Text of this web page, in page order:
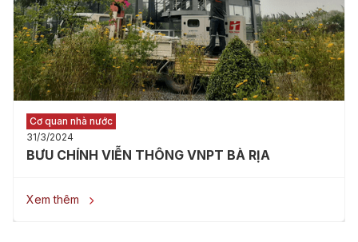
Cơ quan nhà nước
31/3/2024
BƯU CHÍNH VIỄN THÔNG VNPT BÀ RỊA
Xem thêm 